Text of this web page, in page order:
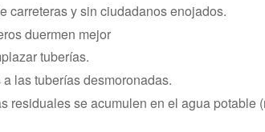
carreteras y sin ciudadanos enojados.
duermen mejor
tuberías.
las tuberías desmoronadas.
residuales se acumulen en el agua potable